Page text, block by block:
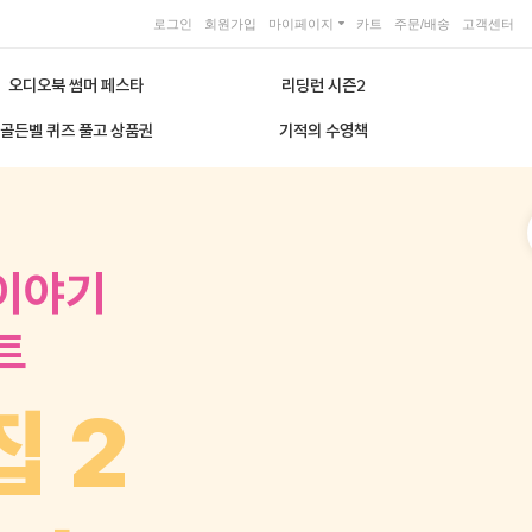
로그인 회원가입 마이페이지 카트 주문/배송 고객센터
오디오북 썸머 페스타 리딩런 시즌2
골든벨 퀴즈 풀고 상품권 기적의 수영책
야기
2